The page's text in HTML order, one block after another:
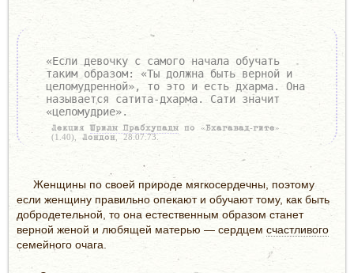
«Если девочку с самого начала обучать
таким образом: «Ты должна быть верной и
целомудренной», то это и есть дхарма. Она
называется сатита-дхарма. Сати значит
«целомудрие».
ЛекцияШрилы Прабхупадыпо «Бхагавад-гите»
(1.40), Лондон, 28.07.73.
Женщины по своей природе мягкосердечны, поэтому
если женщину правильно опекают и обучают тому, как быть
добродетельной, то она естественным образом станет
верной женой и любящей матерью — сердцем счастливого
семейного очага.